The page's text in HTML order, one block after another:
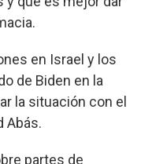
en Israel y los
de Biden en la
la situación con el
Abás.
partes de